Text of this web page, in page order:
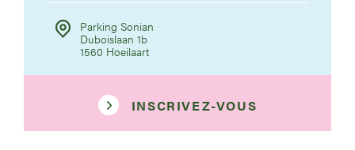
Parking Sonian
Duboislaan 1b
1560 Hoeilaart
INSCRIVEZ-VOUS